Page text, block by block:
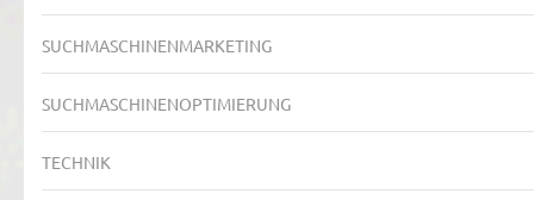
SUCHMASCHINENMARKETING
SUCHMASCHINENOPTIMIERUNG
TECHNIK